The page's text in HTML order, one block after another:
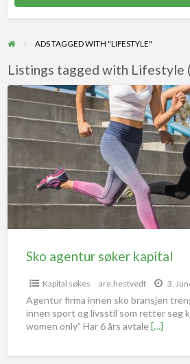
ADS TAGGED WITH "LIFESTYLE"
Listings tagged with Lifestyle
Sko agentur søker kapital
Kapital søkes are.hestvedt 3.
Agentur firma innen sko bransjen
innen sport og livsstil som retter seg
women only” Har 6 års avtale[…]